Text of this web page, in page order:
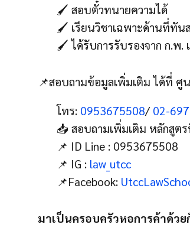
🖌️ สอบตั๋วทนายความได้
🖌️ เรียนวิชาเฉพาะด้านที่ทัน
🖌️ ได้รับการรับรองจาก ก.พ.
📌สอบถามข้อมูลเพิ่มเติม ได้ที่
โทร: 0953675508/ 02-
📥 สอบถามเพิ่มเติม หลักสู
📌 ID Line : 0953675508
📌 IG : law_utcc
📌Facebook:
มาเป็นครอบครัวหอการค้าด้วย